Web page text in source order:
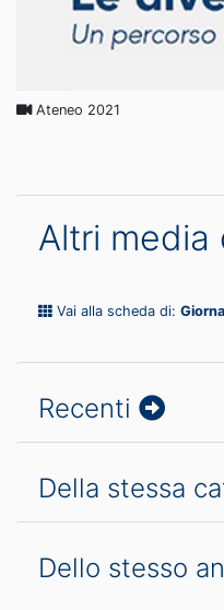
Ateneo 2021
Altri media
Vai alla scheda di:
Recenti
Della stessa
Dello stesso